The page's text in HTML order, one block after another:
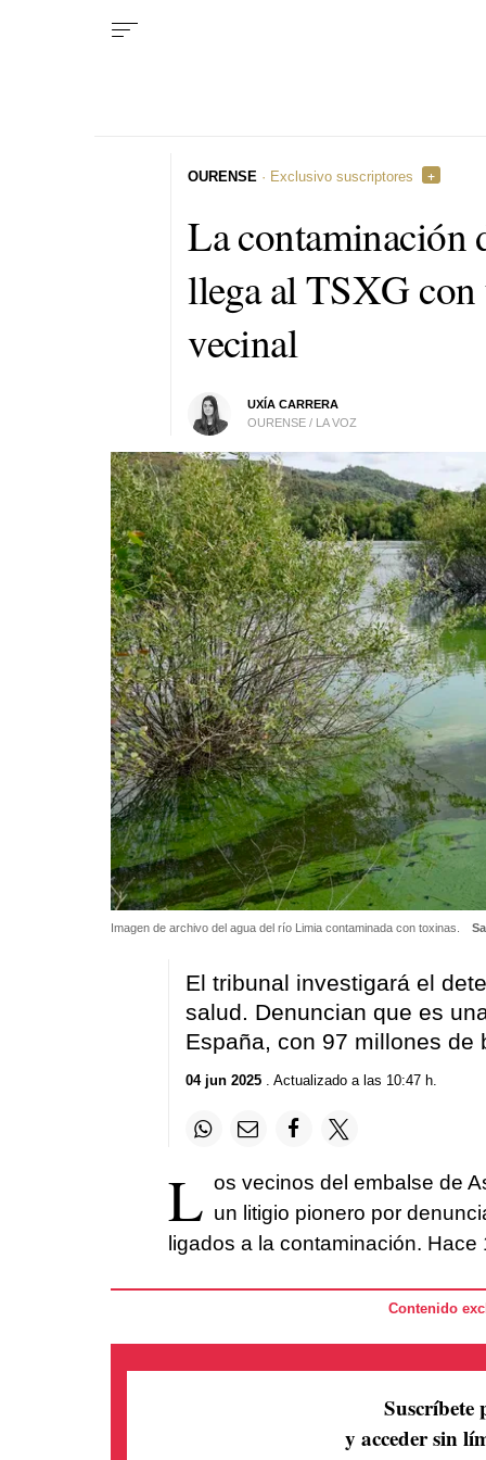
La contaminación
llega al TSXG con
vecinal
UXÍA CARRERA
OURENSE / LA VOZ
OURENSE · Exclusivo suscriptores
Imagen de archivo del agua del río Limia contaminada con toxinas.
El tribunal investigará el
salud. Denuncian que es
España, con 97 millones de
04 jun 2025. Actualizado a las 10:47 h.
L os vecinos del embalse de
un litigio pionero por
ligados a la contaminación.
Contenido
Suscríbete
y acceder sin